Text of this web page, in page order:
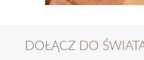
DOŁĄCZ DO